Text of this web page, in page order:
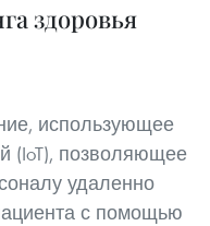
здоровья
использующее
(IoT), позволяющее
удаленно
с помощью